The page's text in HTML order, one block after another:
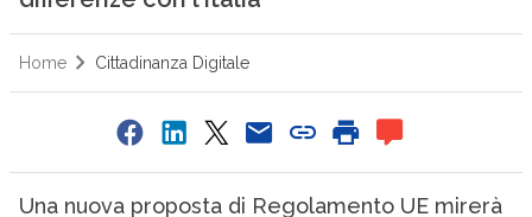
Home Cittadinanza Digitale
Una nuova proposta di Regolamento UE mirerà